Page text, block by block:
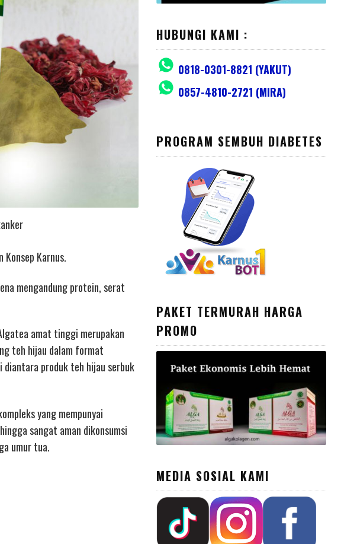
Karnus.
mengandung protein, serat
amat tinggi merupakan
teh hijau dalam format
produk teh hijau serbuk
yang mempunyai
sangat aman dikonsumsi
umur tua.
HUBUNGI KAMI :
0818-0301-8821 (YAKUT)
0857-4810-2721 (MIRA)
PROGRAM SEMBUH DIABETES
PAKET TERMURAH HARGA
PROMO
MEDIA SOSIAL KAMI